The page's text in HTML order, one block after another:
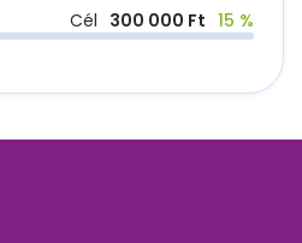
Cél 300 000 Ft 15 %